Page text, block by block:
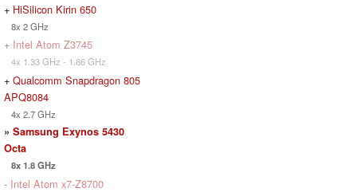
+ HiSilicon Kirin 650
8x 2 GHz
+ Intel Atom Z3745
4x 1.33 GHz - 1.86 GHz
+ Qualcomm Snapdragon 805
APQ8084
4x 2.7 GHz
» Samsung Exynos 5430
Octa
8x 1.8 GHz
- Intel Atom x7-Z8700